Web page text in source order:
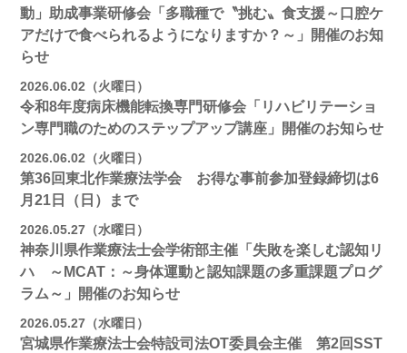
動」助成事業研修会「多職種で〝挑む〟食支援～口腔ケ
アだけで食べられるようになりますか？～」開催のお知
らせ
2026.06.02（火曜日）
令和8年度病床機能転換専門研修会「リハビリテーショ
ン専門職のためのステップアップ講座」開催のお知らせ
2026.06.02（火曜日）
第36回東北作業療法学会 お得な事前参加登録締切は6
月21日（日）まで
2026.05.27（水曜日）
神奈川県作業療法士会学術部主催「失敗を楽しむ認知リ
ハ ～MCAT：～身体運動と認知課題の多重課題プログ
ラム～」開催のお知らせ
2026.05.27（水曜日）
宮城県作業療法士会特設司法OT委員会主催 第2回SST